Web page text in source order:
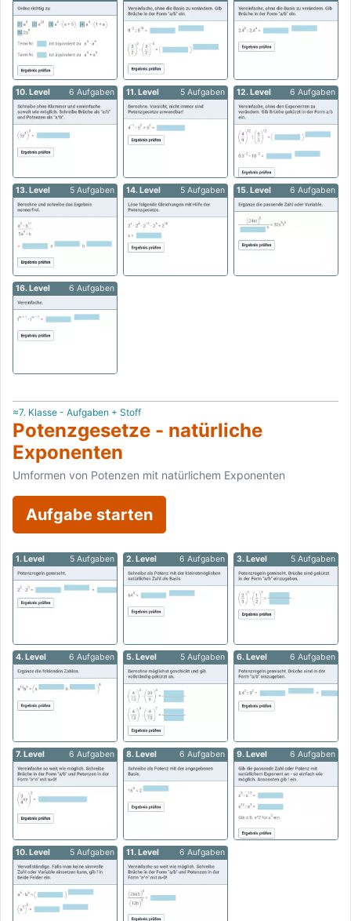
10. Level 6 Aufgaben 11. Level 5 Aufgaben 12. Level 6 Aufgaben
13. Level 5 Aufgaben 14. Level 5 Aufgaben 15. Level 6 Aufgaben
16. Level 6 Aufgaben
≈7. Klasse - Aufgaben + Stoff
Potenzgesetze - natürliche
Exponenten
Umformen von Potenzen mit natürlichem Exponenten
Aufgabe starten
1. Level 5 Aufgaben 2. Level 6 Aufgaben 3. Level 5 Aufgaben
4. Level 6 Aufgaben 5. Level 5 Aufgaben 6. Level 6 Aufgaben
7. Level 6 Aufgaben 8. Level 6 Aufgaben 9. Level 6 Aufgaben
10. Level 5 Aufgaben 11. Level 6 Aufgaben